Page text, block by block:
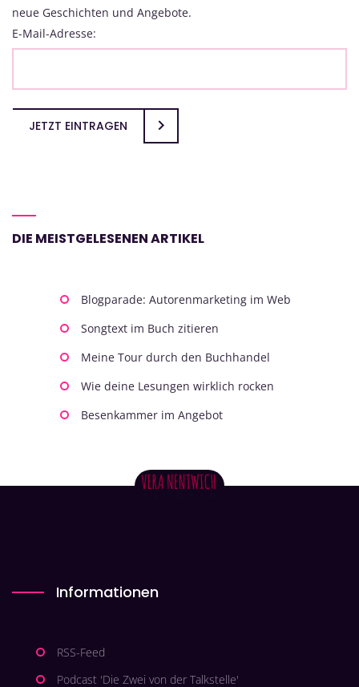
neue Geschichten und Angebote.
E-Mail-Adresse:
JETZT EINTRAGEN
DIE MEISTGELESENEN ARTIKEL
Blogparade: Autorenmarketing im Web
Songtext im Buch zitieren
Meine Tour durch den Buchhandel
Wie deine Lesungen wirklich rocken
Besenkammer im Angebot
Informationen
RSS-Feed
Podcast 'Die Zwei von der Talkstelle'